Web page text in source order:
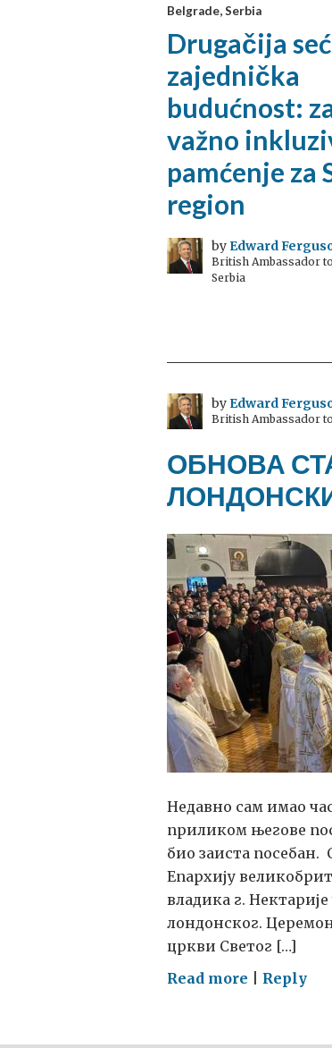
Belgrade, Serbia
Drugačija
zajednička
budućnost:
važno
pamćenje za
region
by Edward
British Ambassador
Serbia
by Edward
British Ambassador
ОБНОВА
Недавно сам имао
приликом његове
био заиста посебан.
Епархију
владика г.
лондонског.
цркви Светог […]
Read more onReply